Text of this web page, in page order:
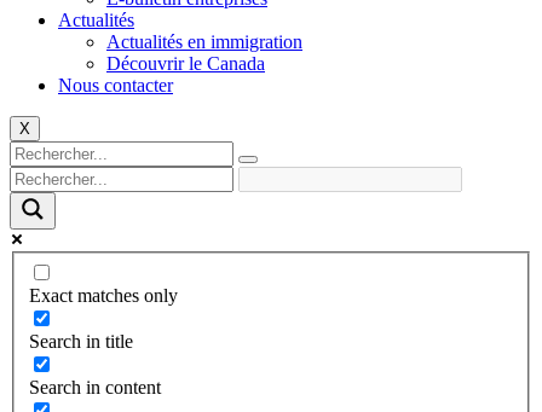
Actualités
Actualités en immigration
Découvrir le Canada
Nous contacter
X
Exact matches only
Search in title
Search in content